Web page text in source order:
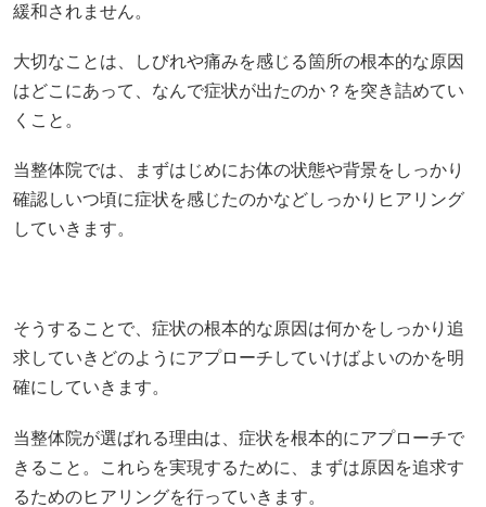
緩和されません。
大切なことは、しびれや痛みを感じる箇所の根本的な原因
はどこにあって、なんで症状が出たのか？を突き詰めてい
くこと。
当整体院では、まずはじめにお体の状態や背景をしっかり
確認しいつ頃に症状を感じたのかなどしっかりヒアリング
していきます。
そうすることで、症状の根本的な原因は何かをしっかり追
求していきどのようにアプローチしていけばよいのかを明
確にしていきます。
当整体院が選ばれる理由は、症状を根本的にアプローチで
きること。これらを実現するために、まずは原因を追求す
るためのヒアリングを行っていきます。